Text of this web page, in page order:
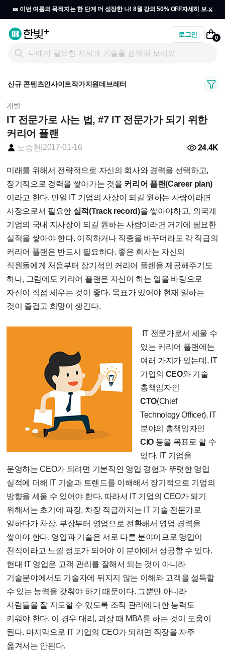
🎫 이번 여름의 목적지는 한 단계 더 성장한 나! 8월 강의 50% OFF자세히 보기
x
로그인 0
신규 콘텐츠인사이트작가지원데브레터
개발
IT 전문가로 사는 법, #7 IT 전문가가 되기 위한
커리어 플랜
노승헌 2017-01-16 24.4K
미래를 위해서 전략적으로 자신의 회사와 경력을 선택하고,
장기적으로 경력을 쌓아가는 것을 커리어 플랜(Career plan)
이라고 한다. 만일 IT 기업의 사장이 되길 원하는 사람이라면
사장으로서 필요한 실적(Track record)을 쌓아야하고, 외국계
기업의 국내 지사장이 되길 원하는 사람이라면 거기에 필요한
실적을 쌓아야 한다. 이직하거나 직종을 바꾸더라도 각 직급의
커리어 플랜은 반드시 필요하다. 좋은 회사는 자신의
직원들에게 처음부터 장기적인 커리어 플랜을 제공해주기도
하나, 그럼에도 커리어 플랜은 자신이 하는 일을 바탕으로
자신이 직접 세우는 것이 좋다. 목표가 있어야 현재 일하는
것이 즐겁고 희망이 생긴다.
IT 전문가로서 세울 수
있는 커리어 플랜에는
여러 가지가 있는데, IT
기업의 CEO와 기술
총책임자인
CTO(Chief
Technology Officer), IT
분야의 총책임자인
CIO 등을 목표로 할 수
있다. IT 기업을
운영하는 CEO가 되려면 기본적인 영업 경험과 뚜렷한 영업
실적에 더해 IT 기술과 트렌드를 이해해서 장기적으로 기업의
방향을 세울 수 있어야 한다. 따라서 IT 기업의 CEO가 되기
위해서는 초기에 과장, 차장 직급까지는 IT 기술 전문가로
일하다가 차장, 부장부터 영업으로 전환해서 영업 경력을
쌓아야 한다. 영업과 기술은 서로 다른 분야이므로 영업이
천직이라고 느낄 정도가 되어야 이 분야에서 성공할 수 있다.
현대 IT 영업은 고객 관리를 잘해서 되는 것이 아니라
기술분야에서도 기술자에 뒤지지 않는 이해와 고객을 설득할
수 있는 능력을 갖춰야 하기 때문이다. 그뿐만 아니라
사람들을 잘 지도할 수 있도록 조직 관리에 대한 능력도
키워야 한다. 이 경우 대리, 과장 때 MBA를 하는 것이 도움이
된다. 마지막으로 IT 기업의 CEO가 되려면 직장을 자주
옮겨서는 안된다.